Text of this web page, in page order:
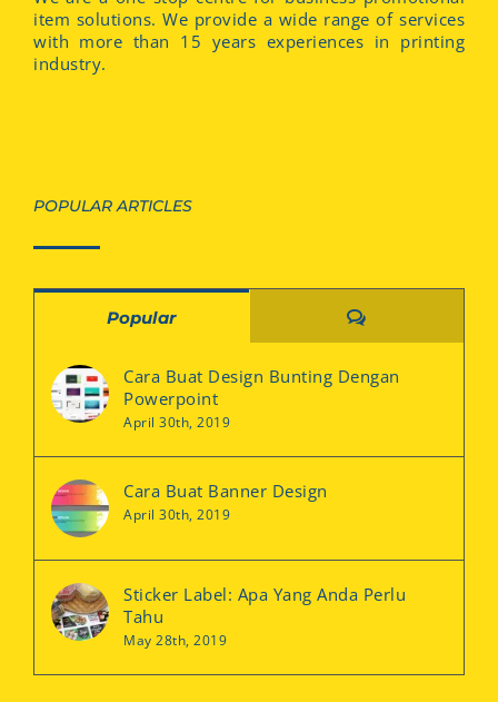
item solutions. We provide a wide range of services
with more than 15 years experiences in printing
industry.
POPULAR ARTICLES
Popular Comments
Cara Buat Design Bunting Dengan
Powerpoint
April 30th, 2019
Cara Buat Banner Design
April 30th, 2019
Sticker Label: Apa Yang Anda Perlu
Tahu
May 28th, 2019